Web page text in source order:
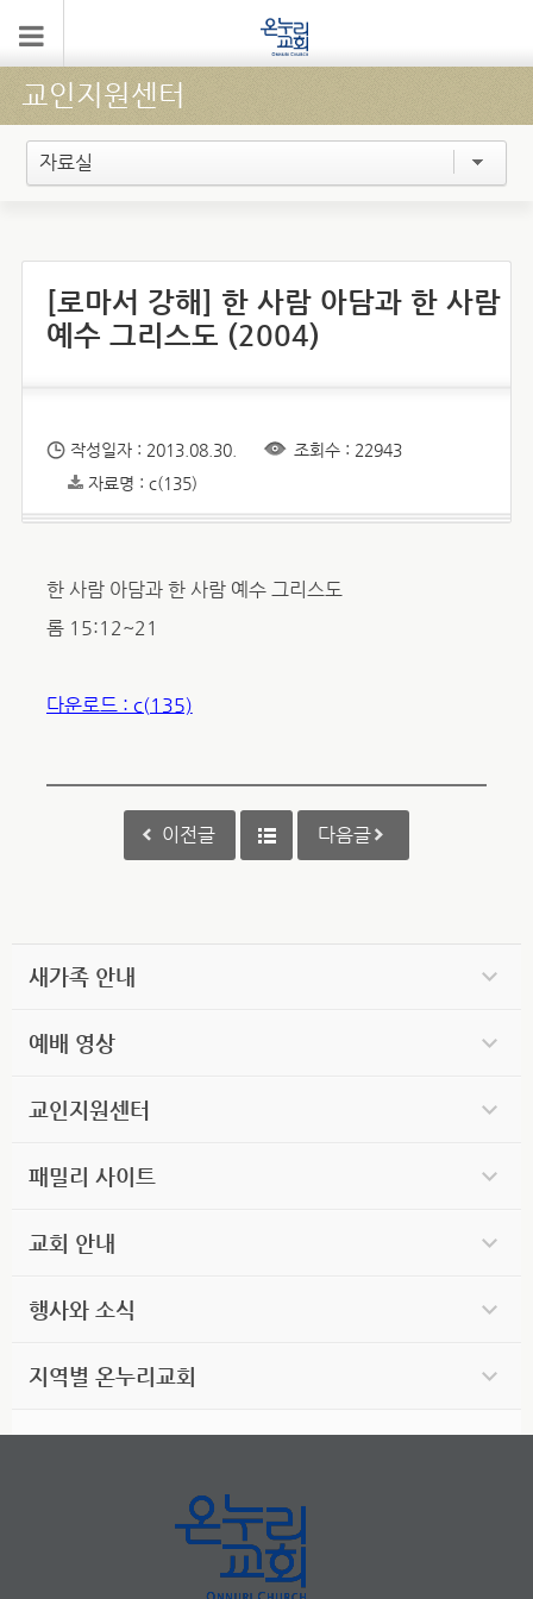
교인지원센터
자료실
[로마서 강해] 한 사람 아담과 한 사람
예수 그리스도 (2004)
작성일자 : 2013.08.30.
조회수 : 22943
자료명 : c(135)
한 사람 아담과 한 사람 예수 그리스도
롬 15:12~21
다운로드 : c(135)
이전글 다음글
새가족 안내
예배 영상
교인지원센터
패밀리 사이트
교회 안내
행사와 소식
지역별 온누리교회